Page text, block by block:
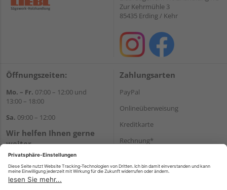
Zur Kehrmühle 3
85435 Erding / Kehr
Öffnungszeiten:
Mo. – Fr. 07:00 – 12:00 und
13:00 – 18:00
Sa. 09:00 – 12:00
Wir helfen Ihnen gerne
weiter
Tel.:+49 8122 14197
E-Mail:vertrieb@holz-liebl.de
Zahlungsarten
PayPal
Onlineüberweisung
Kreditkarte
Rechnung*
Versand